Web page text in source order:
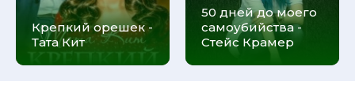
Крепкий орешек -
Тата Кит
50 дней до моего
самоубийства -
Стейс Крамер